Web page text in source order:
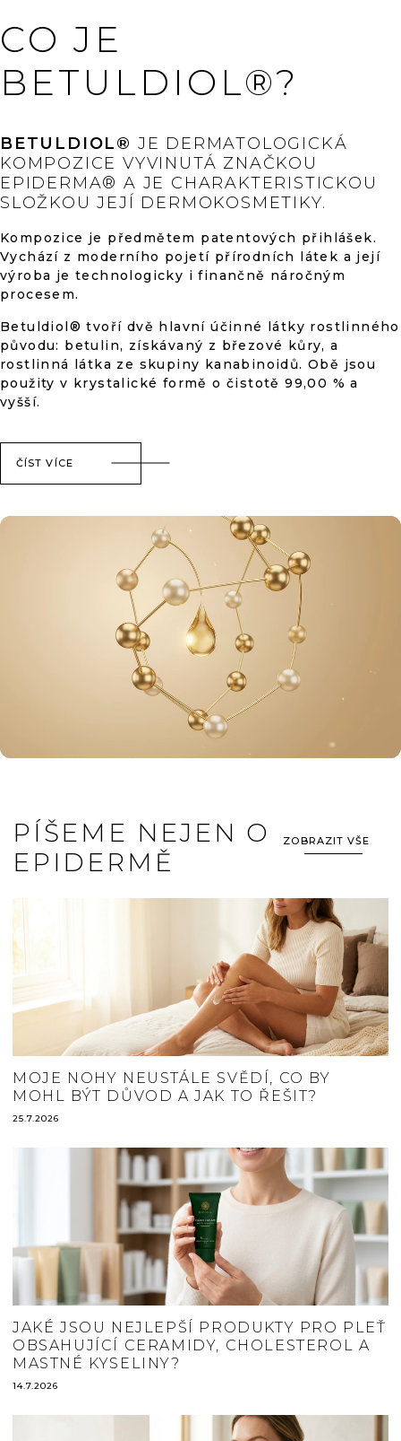
z
5
hvězdiček.
R
V
V
Ý
P
I
S
CO JE
BETULDIOL®?
BETULDIOL® JE DERMATOLOGICKÁ
KOMPOZICE VYVINUTÁ ZNAČKOU
EPIDERMA® A JE CHARAKTERISTICKOU
SLOŽKOU JEJÍ DERMOKOSMETIKY.
Kompozice je předmětem patentových přihlášek.
Vychází z moderního pojetí přírodních látek a její
výroba je technologicky i finančně náročným
procesem.
Betuldiol® tvoří dvě hlavní účinné látky rostlinného
původu: betulin, získávaný z březové kůry, a
rostlinná látka ze skupiny kanabinoidů. Obě jsou
použity v krystalické formě o čistotě 99,00 % a
vyšší.
ČÍST VÍCE
PÍŠEME NEJEN O
EPIDERMĚ
ZOBRAZIT VŠE
MOJE NOHY NEUSTÁLE SVĚDÍ, CO BY
MOHL BÝT DŮVOD A JAK TO ŘEŠIT?
25.7.2026
JAKÉ JSOU NEJLEPŠÍ PRODUKTY PRO PLEŤ
OBSAHUJÍCÍ CERAMIDY, CHOLESTEROL A
MASTNÉ KYSELINY?
14.7.2026